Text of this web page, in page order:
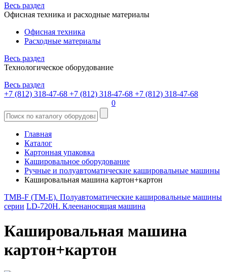
Весь раздел
Офисная техника и расходные материалы
Офисная техника
Расходные материалы
Весь раздел
Технологическое оборудование
Весь раздел
+7 (812) 318-47-68 +7 (812) 318-47-68 +7 (812) 318-47-68
0
Главная
Каталог
Картонная упаковка
Кашировальное оборудование
Ручные и полуавтоматические кашировальные машины
Кашировальная машина картон+картон
TMB-F (ТМ-E). Полуавтоматические кашировальные машины
серии LD-720H. Клеенаносящая машина
Кашировальная машина
картон+картон